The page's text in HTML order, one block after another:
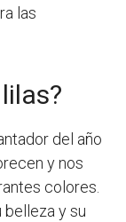
las
del año
y nos
colores.
belleza y su